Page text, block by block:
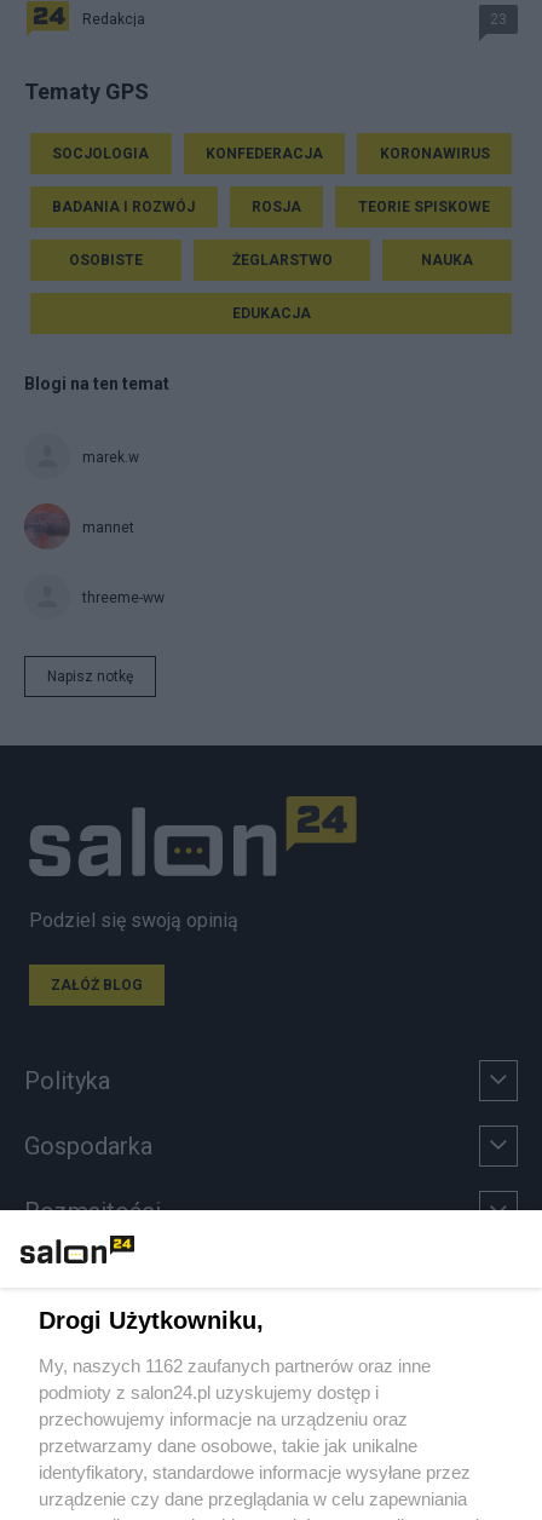
Redakcja 23
Tematy GPS
SOCJOLOGIA KONFEDERACJA KORONAWIRUS
BADANIA I ROZWÓJ ROSJA TEORIE SPISKOWE
OSOBISTE ŻEGLARSTWO NAUKA
EDUKACJA
Blogi na ten temat
marek.w
mannet
threeme-ww
Napisz notkę
Podziel się swoją opinią
ZAŁÓŻ BLOG
Polityka
Gospodarka
Rozmaitości
Sport
Społeczeństwo
Kultura
Drogi Użytkowniku,
My, naszych 1162 zaufanych partnerów oraz inne
podmioty z salon24.pl uzyskujemy dostęp i
przechowujemy informacje na urządzeniu oraz
przetwarzamy dane osobowe, takie jak unikalne
identyfikatory, standardowe informacje wysyłane przez
urządzenie czy dane przeglądania w celu zapewniania